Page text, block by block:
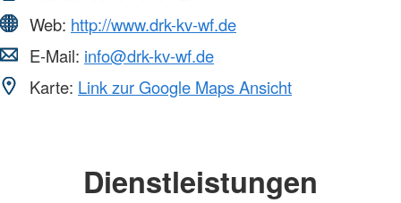
Web: http://www.drk-kv-wf.de
E-Mail: info@drk-kv-wf.de
Karte: Link zur Google Maps Ansicht
Dienstleistungen